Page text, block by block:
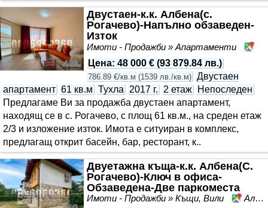
Двустаен-к.к. Албена(с.
Рогачево)-Напълно обзаведен-
Изток
Имоти - Продажби » Апартаменти
Цена: 48 000 € (93 879.84 лв.)
786.89 €/кв.м (1539 лв./кв.м) Двустаен
апартамент 61 кв.м Тухла 2017 г. 2 етаж
Непоследен
Предлагаме Ви за продажба двустаен апартамент,
находящ се в с. Рогачево, с площ 61 кв.м., на среден етаж
2/3 и изложение изток. Имота е ситуиран в комплекс,
предлагащ открит басейн, бар, ресторант, к..
Двуетажна къща-к.к. Албена(С.
Рогачево)-Ключ в офиса-
Обзаведена-Две паркоместа
Имоти - Продажби » Къщи, Вили
Албена, област Добрич